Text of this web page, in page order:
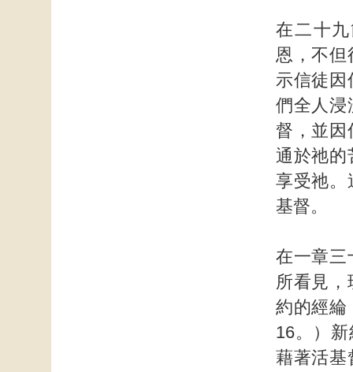
在二十
恩，不但
示信徒因
們全人浸
督，並因
通於祂的
享受祂。
基督。
在一章三
所看見
約的經綸
16。）
藉著活基